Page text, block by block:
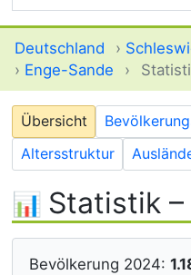
Deutschland ›
› Enge-Sande ›
Übersicht
Altersstruktur
Statistik
Bevölkerung 2024: